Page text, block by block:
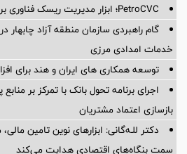
PetroCVC؛ ابزار مدیریت ریسک فناوری برای هلدینگ
گام راهبردی سازمان منطقه آزاد
خدمات امدادی مرزی
توسعه همکاری های ایران و هند برای
اجرای برنامه تحول بانک با تمرکز بر
بازسازی اعتماد مشتریان
دکتر للـه‌گانی: ابزارهای نوین تامین
سمت بنگاه‌های اقتصادی هدایت می‌کند